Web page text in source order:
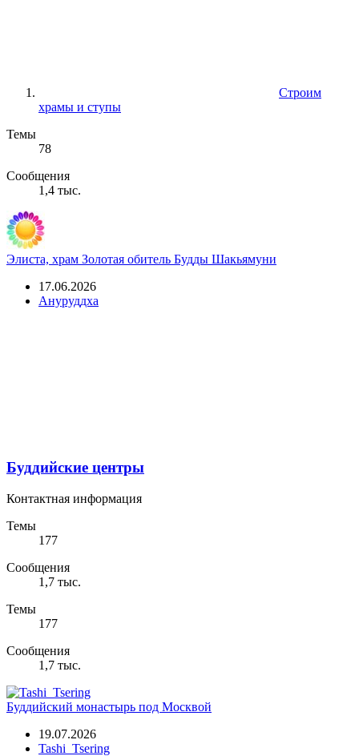
Строим
храмы и ступы
Темы
78
Сообщения
1,4 тыс.
Элиста, храм Золотая обитель Будды Шакьямуни
17.06.2026
Ануруддха
Буддийские центры
Контактная информация
Темы
177
Сообщения
1,7 тыс.
Темы
177
Сообщения
1,7 тыс.
Буддийский монастырь под Москвой
19.07.2026
Tashi_Tsering